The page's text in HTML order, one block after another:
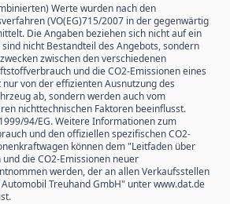
Werte wurden nach den
(VO(EG)715/2007 in der gegenwärtig
Die Angaben beziehen sich nicht auf ein
nicht Bestandteil des Angebots, sondern
zwischen den verschiedenen
und die CO2-Emissionen eines
von der effizienten Ausnutzung des
ab, sondern werden auch vom
nichttechnischen Faktoren beeinflusst.
94/EG. Weitere Informationen zum
und den offiziellen spezifischen CO2-
können dem "Leitfaden über
die CO2-Emissionen neuer
werden, der an allen Verkaufsstellen
Treuhand GmbH" unter www.dat.de